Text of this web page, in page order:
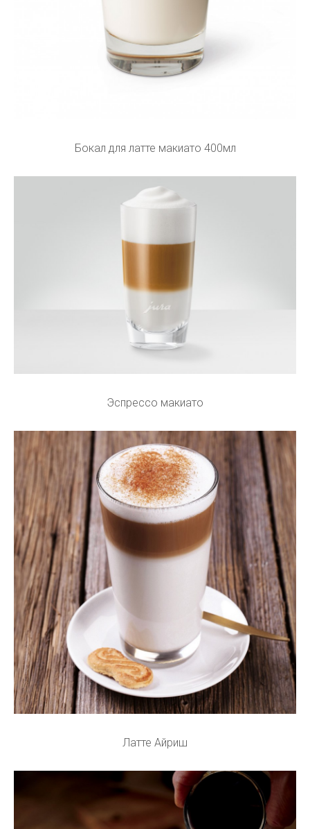
Бокал для латте макиато 400мл
Эспрессо макиато
Латте Айриш